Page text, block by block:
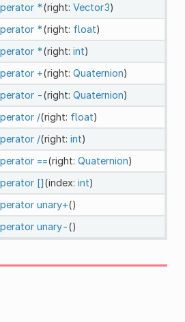
*(right: Vector3)
*(right: float)
*(right: int)
+(right: Quaternion)
-(right: Quaternion)
/(right: float)
/(right: int)
==(right: Quaternion)
[](index: int)
unary+()
unary-()